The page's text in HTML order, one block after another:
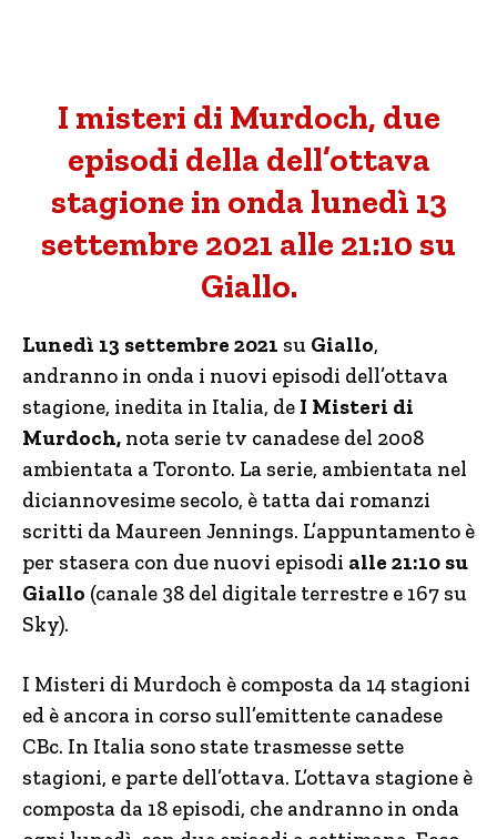
I misteri di Murdoch, due
episodi della dell’ottava
stagione in onda lunedì 13
settembre 2021 alle 21:10 su
Giallo.
Lunedì 13 settembre 2021 su Giallo,
andranno in onda i nuovi episodi dell’ottava
stagione, inedita in Italia, de I Misteri di
Murdoch, nota serie tv canadese del 2008
ambientata a Toronto. La serie, ambientata nel
diciannovesime secolo, è tatta dai romanzi
scritti da Maureen Jennings. L’appuntamento è
per stasera con due nuovi episodi alle 21:10 su
Giallo (canale 38 del digitale terrestre e 167 su
Sky).
I Misteri di Murdoch è composta da 14 stagioni
ed è ancora in corso sull’emittente canadese
CBc. In Italia sono state trasmesse sette
stagioni, e parte dell’ottava. L’ottava stagione è
composta da 18 episodi, che andranno in onda